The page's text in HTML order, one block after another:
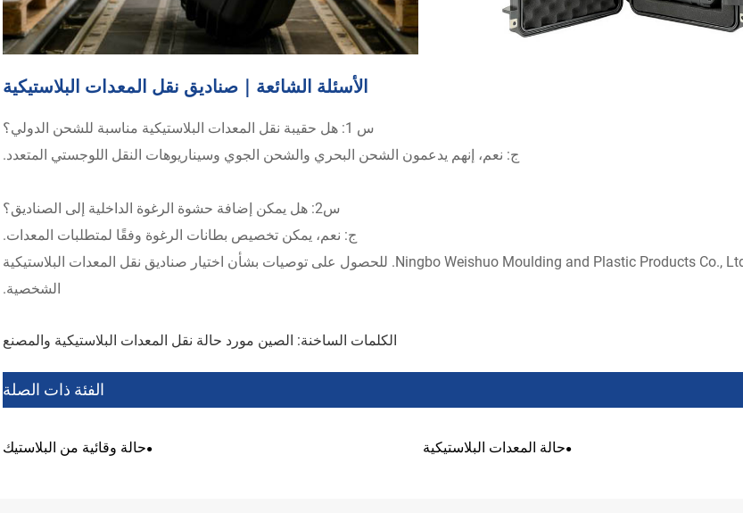
الأسئلة الشائعة｜صناديق نقل المعدات البلاستيكية
س 1: هل حقيبة نقل المعدات البلاستيكية مناسبة للشحن الدولي؟
ج: نعم، إنهم يدعمون الشحن البحري والشحن الجوي وسيناريوهات النقل اللوجستي المتعدد.
س2: هل يمكن إضافة حشوة الرغوة الداخلية إلى الصناديق؟
ج: نعم، يمكن تخصيص بطانات الرغوة وفقًا لمتطلبات المعدات.
اتصل بشركة Ningbo Weishuo Moulding and Plastic Products Co., Ltd. للحصول على توصيات بشأن اختيار صناديق نقل المعدات البلاستيكية
الشخصية.
الكلمات الساخنة: الصين مورد حالة نقل المعدات البلاستيكية والمصنع
الفئة ذات الصلة
حالة وقائية من البلاستيك حالة المعدات البلاستيكية